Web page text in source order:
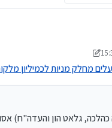
הרבנים (תשואה כהלכה, גלאט הון
משהמשה
מחלק מניות לכמיליון
גלאט הון והעדה"ח)